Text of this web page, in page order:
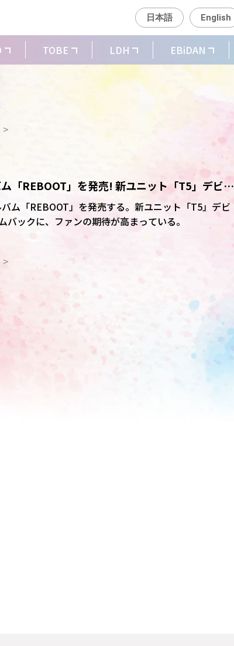
日本語 English
TOBE LDH EBiDAN
>
「REBOOT」を発売! 新ユニット「T5」デビュ
ム「REBOOT」を発売する。新ユニット「T5」デビ
ックに、ファンの期待が高まっている。
>